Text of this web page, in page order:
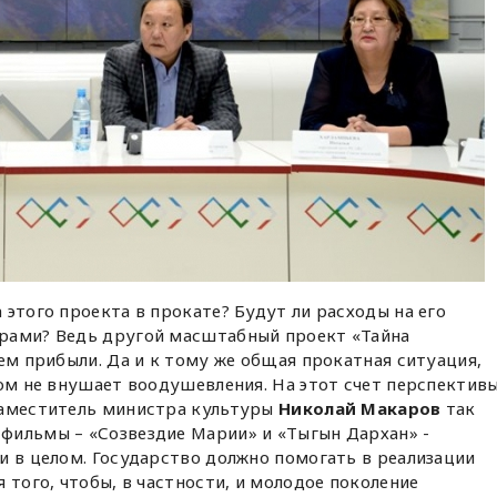
проекта в прокате? Будут ли расходы на его
Ведь другой масштабный проект «Тайна
прибыли. Да и к тому же общая прокатная ситуация,
не внушает воодушевления. На этот счет
министра культуры Николай Макаров так
– «Созвездие Марии» и «Тыгын Дархан» -
в целом. Государство должно помогать в реализации
чтобы, в частности, и молодое поколение